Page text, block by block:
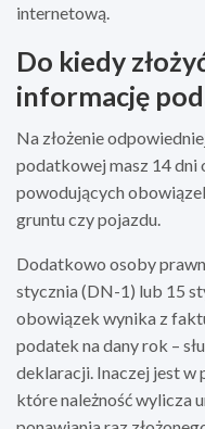
internetową.
Do kiedy
informację
Na złożenie
podatkowej masz 14 dni
powodujących
gruntu czy pojazdu.
Dodatkowo osoby
stycznia (DN-1) lub 15
obowiązek wynika z
podatek na dany rok –
deklaracji. Inaczej jest w
które należność wylicza